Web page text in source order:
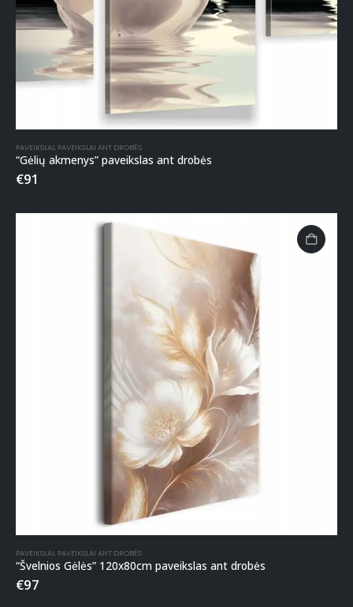
PAVEIKSLAI, PAVEIKSLAI ANT DROBĖS
“Gėlių akmenys” paveikslas ant drobės
€91
PAVEIKSLAI, PAVEIKSLAI ANT DROBĖS
“Švelnios Gėlės” 120x80cm paveikslas ant drobės
€97